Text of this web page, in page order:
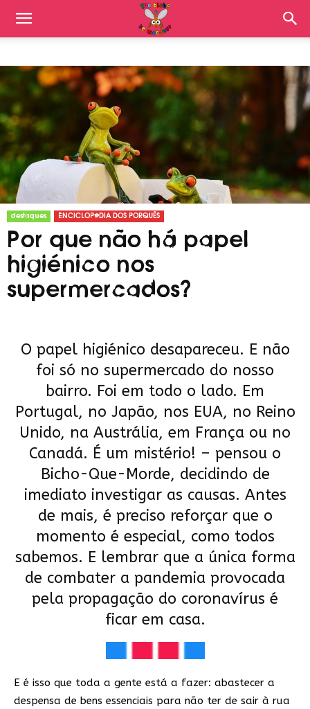
destaques ENCICLOPÉDIA DOS PORQUÊS
Por que não há papel
higiénico nos
supermercados?
O papel higiénico desapareceu. E não
foi só no supermercado do nosso
bairro. Foi em todo o lado. Em
Portugal, no Japão, nos EUA, no Reino
Unido, na Austrália, em França ou no
Canadá. É um mistério! – pensou o
Bicho-Que-Morde, decidindo de
imediato investigar as causas. Antes
de mais, é preciso reforçar que o
momento é especial, como todos
sabemos. E lembrar que a única forma
de combater a pandemia provocada
pela propagação do coronavírus é
ficar em casa.
E é isso que toda a gente está a fazer: abastecer a
despensa de bens essenciais para não ter de sair à rua